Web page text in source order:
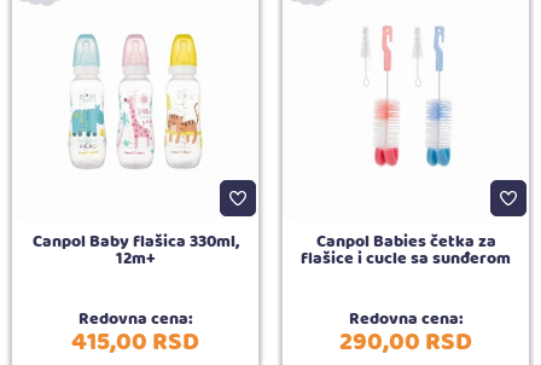
Canpol Baby flašica 330ml,
12m+
Redovna cena:
415,00RSD
Canpol Babies četka za
flašice i cucle sa sunđerom
Redovna cena:
290,00RSD